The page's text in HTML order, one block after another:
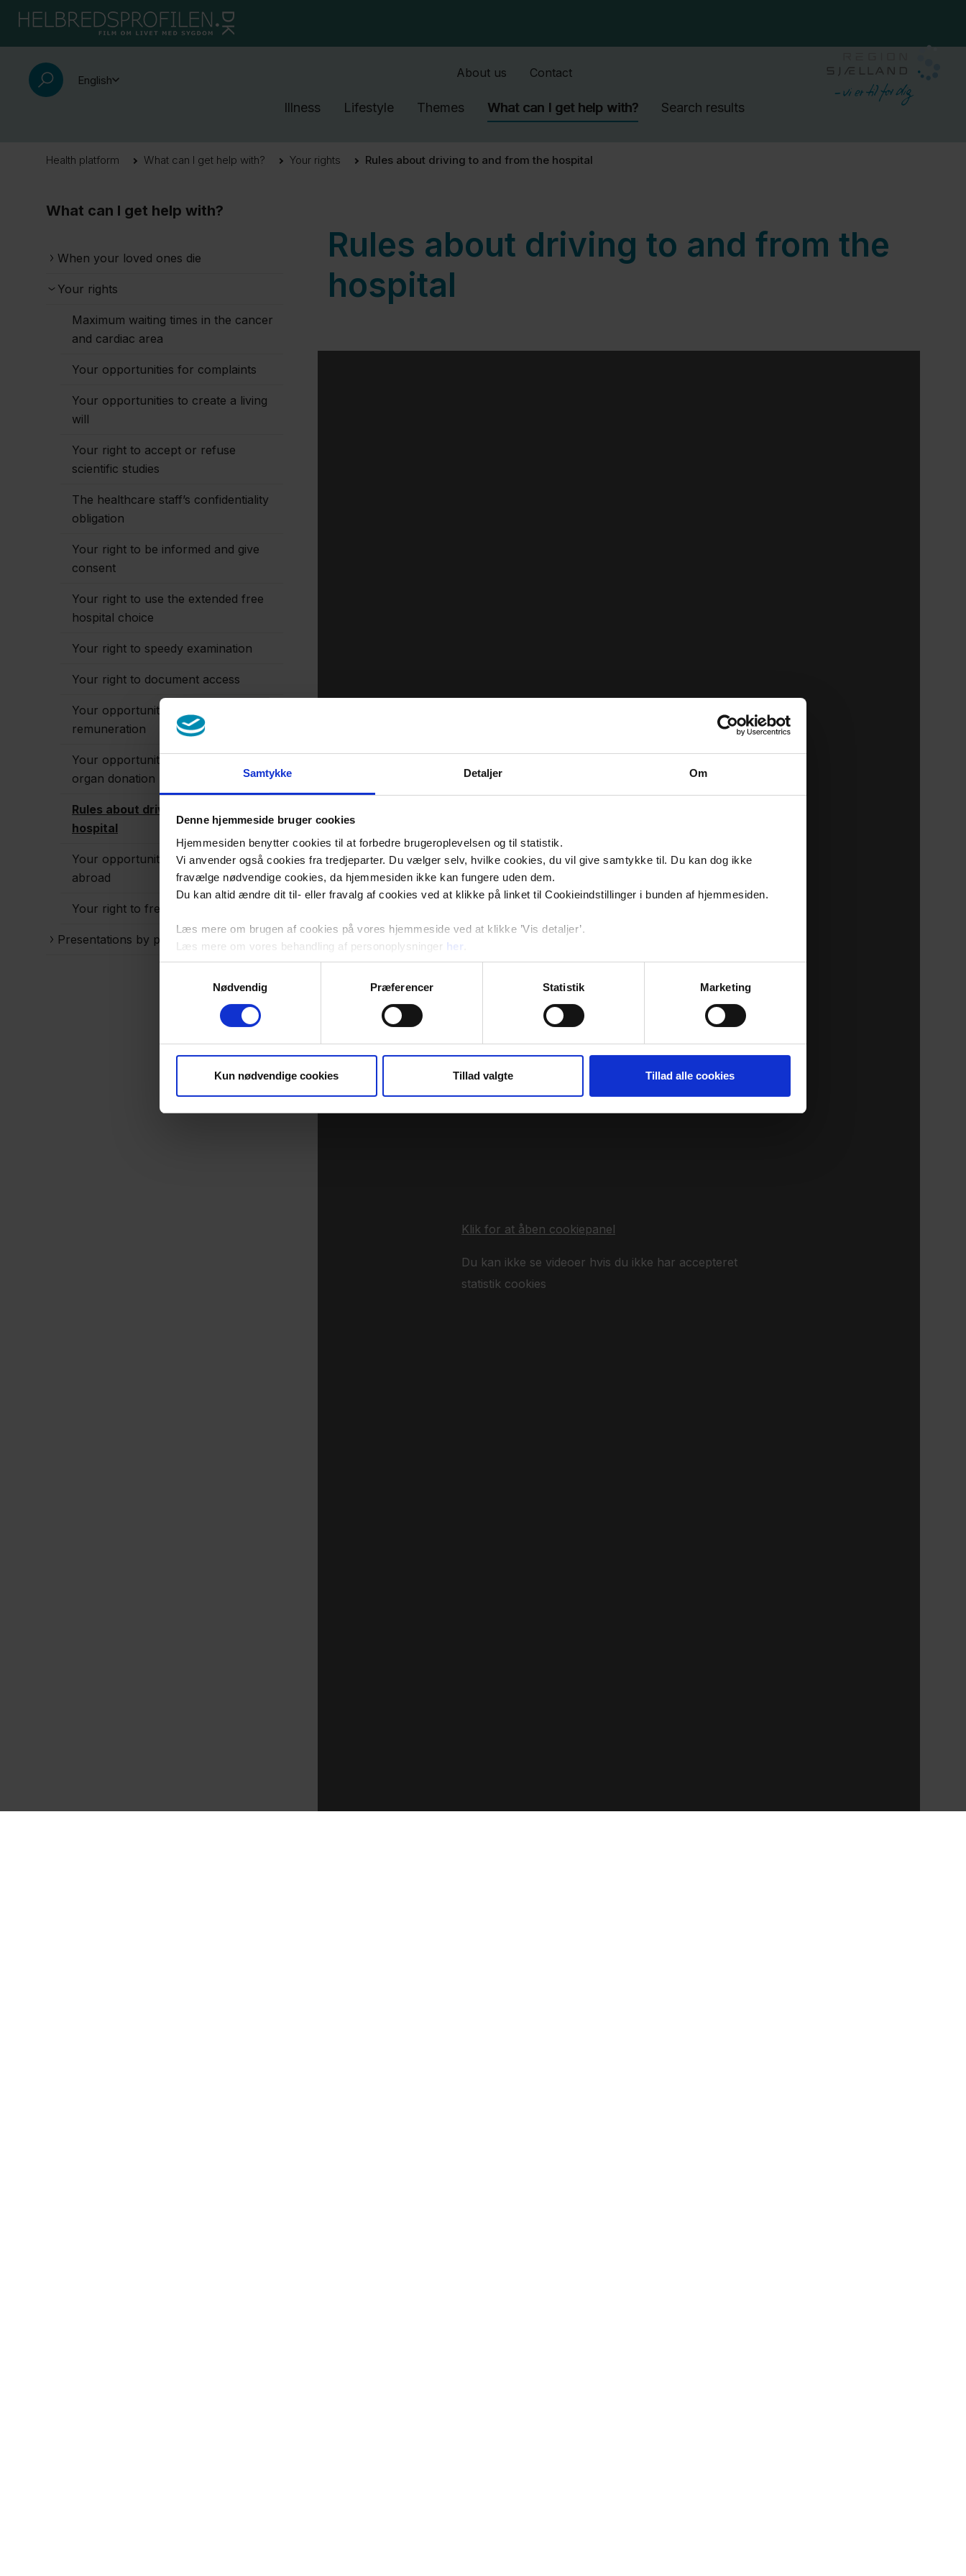
Samtykke Detaljer Om
Denne hjemmeside bruger cookies
Hjemmesiden benytter cookies til at forbedre brugeroplevelsen og til statistik.
Vi anvender også cookies fra tredjeparter. Du vælger selv, hvilke cookies, du vil give samtykke til. Du kan dog ikke
fravælge nødvendige cookies, da hjemmesiden ikke kan fungere uden dem.
Du kan altid ændre dit til- eller fravalg af cookies ved at klikke på linket til Cookieindstillinger i bunden af hjemmesiden.
Læs mere om brugen af cookies på vores hjemmeside ved at klikke ’Vis detaljer’.
Læs mere om vores behandling af personoplysninger her
Nødvendig
Præferencer Statistik Marketing
Kun nødvendige cookies Tillad valgte Tillad alle cookies
English
About us Contact
Illness Lifestyle Themes What can I get help with? Search results
Health platform What can I get help with? Your rights Rules about driving to and from the hospital
What can I get help with?
When your loved ones die
Your rights
Maximum waiting times in the cancer
and cardiac area
Your opportunities for complaints
Your opportunities to create a living
will
Your right to accept or refuse
scientific studies
The healthcare staff’s confidentiality
obligation
Your right to be informed and give
consent
Your right to use the extended free
hospital choice
Your right to speedy examination
Your right to document access
Your opportunities for seeking
remuneration
Your opportunities to concent to
organ donation
Rules about driving to and from the
hospital
Your opportunities for being treated
abroad
Your right to free hospital choice
Presentations by professional groups
Rules about driving to and from the
hospital
Klik for at åben cookiepanel
Du kan ikke se videoer hvis du ikke har accepteret
statistik cookies